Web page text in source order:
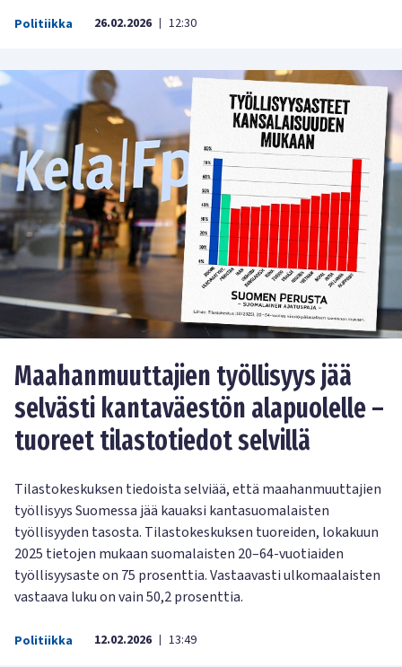
Politiikka 26.02.2026 | 12:30
Maahanmuuttajien työllisyys jää
selvästi kantaväestön alapuolelle –
tuoreet tilastotiedot selvillä
Tilastokeskuksen tiedoista selviää, että maahanmuuttajien
työllisyys Suomessa jää kauaksi kantasuomalaisten
työllisyyden tasosta. Tilastokeskuksen tuoreiden, lokakuun
2025 tietojen mukaan suomalaisten 20–64-vuotiaiden
työllisyysaste on 75 prosenttia. Vastaavasti ulkomaalaisten
vastaava luku on vain 50,2 prosenttia.
Politiikka 12.02.2026 | 13:49